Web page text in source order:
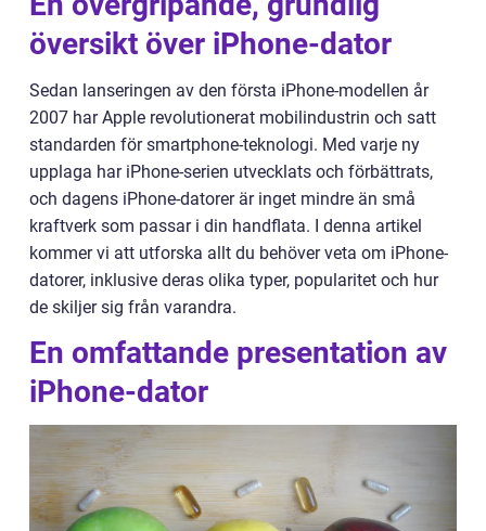
översikt över iPhone-dator
Sedan lanseringen av den första iPhone-modellen år
2007 har Apple revolutionerat mobilindustrin och satt
standarden för smartphone-teknologi. Med varje ny
upplaga har iPhone-serien utvecklats och förbättrats,
och dagens iPhone-datorer är inget mindre än små
kraftverk som passar i din handflata. I denna artikel
kommer vi att utforska allt du behöver veta om iPhone-
datorer, inklusive deras olika typer, popularitet och hur
de skiljer sig från varandra.
En omfattande presentation av
iPhone-dator